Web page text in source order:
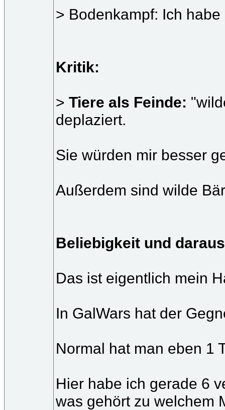
> Bodenkampf: Ich
Kritik:
> Tiere als Feinde:
deplaziert.
Sie würden mir besser
Außerdem sind wilde
Beliebigkeit und
Das ist eigentlich mein
In GalWars hat der
Normal hat man eben 1
Hier habe ich gerade 6
was gehört zu welchem